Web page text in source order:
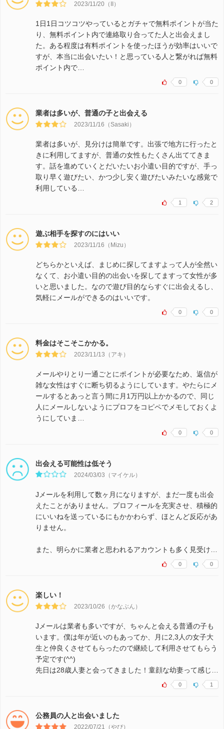
2023/11/20（II）
1日1日コツコツやっているとガチャで無料ポイントが当た
り、無料ポイント内で連絡取り合ってた人と出会えまし
た。ある程度は有料ポイントを使ったほうが効率はいいで
すが、本当に出会いたい！と思っている人と繋がれば無料
ポイント内で…
0 0
業者は多いが、普通の子と出会える
2023/11/16（Sasaki）
業者は多いが、見分けは簡単です。出張で地方に行ったと
きに利用してますが、普通の女性もたくさん出ててきま
す。話を進めていくとだいたいお小遣い目的ですが、手っ
取り早く遊びたい、かつ少し安く遊びたいみたいな感覚で
利用している…
1 2
遊ぶ相手を探すのにはいい
2023/11/16（Mizu）
どちらかといえば、まじめに探してますよって人が全然い
なくて、お小遣い目的の出会いを探してますって女性が多
いと思いました。なので遊び目的ならすぐに出会えるし、
気軽にメールができるのはいいです。
0 0
料金はそこそこかかる。
2023/11/13（アキ）
メールやりとり一通ごとにポイントが必要なため、返信が
雑な女性はすぐに断ち切るようにしています。やたらにメ
ールするとあっと言う間に月1万円以上かかるので、同じ
人にメールしないようにプロフをコピペでメモしておくよ
うにしていま…
0 0
出会える可能性は低そう
2024/03/03（マイケル）
Jメールを利用して数ヶ月になりますが、まだ一度も出会
えたことがありません。プロフィールを充実させ、積極的
にいいねを送っているにもかかわらず、ほとんど反応があ
りません。
また、明らかに業者と思われるアカウントも多く見受け…
0 0
楽しい！
2023/10/26（かなぶん）
Jメールは業者も多いですが、ちゃんと会える普通の子も
います。僕は年が近いのもあってか、月に2,3人の女子大
生と仲良くさせてもらったので継続して利用させてもらう
予定です(^^)
先日は28歳人妻と会ってきました！童顔な幼妻って感じ…
0 1
公務員の人と出会いました
2022/07/21（やぴ）